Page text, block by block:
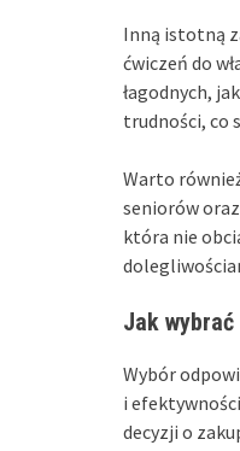
Inną istotną
ćwiczeń do
łagodnych,
trudności, co
Warto
seniorów
która nie
Jak
Wybór
i
decyzji o